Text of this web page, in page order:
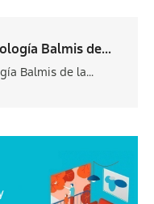
Balmis de...
Balmis de la...